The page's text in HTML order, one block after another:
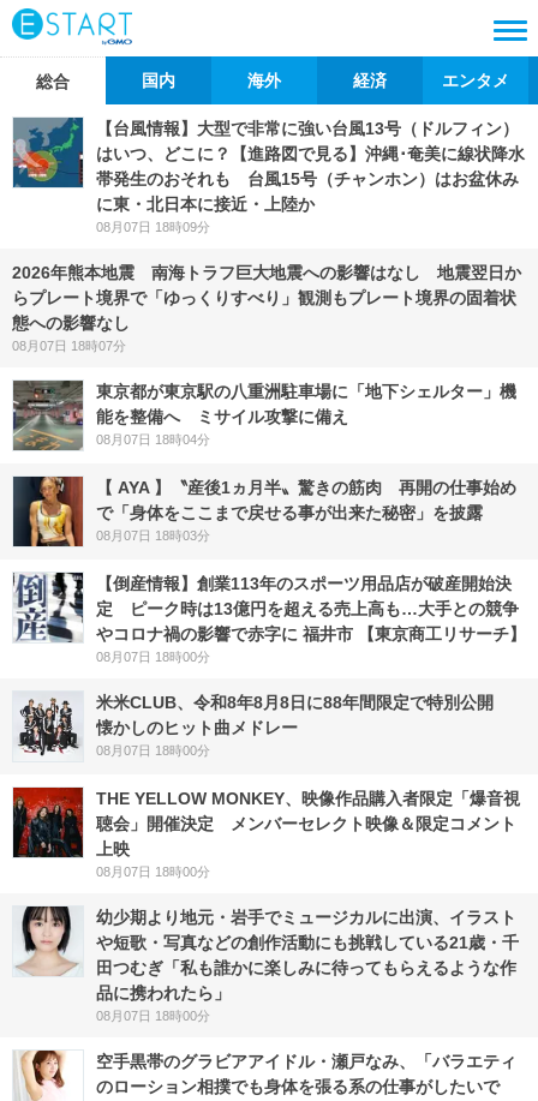
総合 国内 海外 経済 エンタメ
【台風情報】大型で非常に強い台風13号（ドルフィン）
はいつ、どこに？【進路図で見る】沖縄･奄美に線状降水
帯発生のおそれも 台風15号（チャンホン）はお盆休み
に東・北日本に接近・上陸か
08月07日 18時09分
2026年熊本地震 南海トラフ巨大地震への影響はなし 地震翌日か
らプレート境界で「ゆっくりすべり」観測もプレート境界の固着状
態への影響なし
08月07日 18時07分
東京都が東京駅の八重洲駐車場に「地下シェルター」機
能を整備へ ミサイル攻撃に備え
08月07日 18時04分
【 AYA 】〝産後1ヵ月半〟驚きの筋肉 再開の仕事始め
で「身体をここまで戻せる事が出来た秘密」を披露
08月07日 18時03分
【倒産情報】創業113年のスポーツ用品店が破産開始決
定 ピーク時は13億円を超える売上高も…大手との競争
やコロナ禍の影響で赤字に 福井市 【東京商工リサーチ】
08月07日 18時00分
米米CLUB、令和8年8月8日に88年間限定で特別公開
懐かしのヒット曲メドレー
08月07日 18時00分
THE YELLOW MONKEY、映像作品購入者限定「爆音視
聴会」開催決定 メンバーセレクト映像＆限定コメント
上映
08月07日 18時00分
幼少期より地元・岩手でミュージカルに出演、イラスト
や短歌・写真などの創作活動にも挑戦している21歳・千
田つむぎ「私も誰かに楽しみに待ってもらえるような作
品に携われたら」
08月07日 18時00分
空手黒帯のグラビアアイドル・瀬戸なみ、「バラエティ
のローション相撲でも身体を張る系の仕事がしたいで